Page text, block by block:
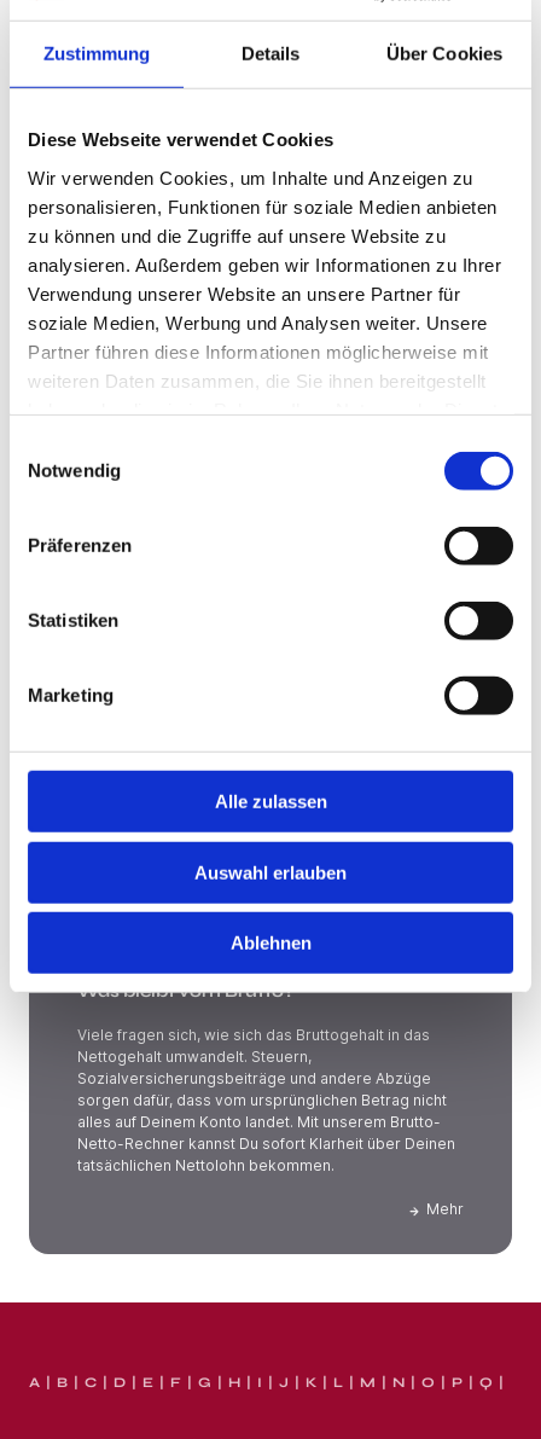
Zustimmung Details Über Cookies
Diese Webseite verwendet Cookies
Wir verwenden Cookies, um Inhalte und Anzeigen zu
personalisieren, Funktionen für soziale Medien anbieten
zu können und die Zugriffe auf unsere Website zu
analysieren. Außerdem geben wir Informationen zu Ihrer
Verwendung unserer Website an unsere Partner für
soziale Medien, Werbung und Analysen weiter. Unsere
Partner führen diese Informationen möglicherweise mit
weiteren Daten zusammen, die Sie ihnen bereitgestellt
Notwendig
Präferenzen
Statistiken
Marketing
Alle zulassen
Auswahl erlauben
Ablehnen
Mehr
Jobs in der Nähe!
Auf unserer Plattform findest Du eine große Auswahl
an Stellenangeboten, die nach Städten sortiert sind,
suchen kannst. Egal, ob Du eine neue
Herausforderung suchst, einen beruflichen Wechsel
planst oder einfach eine Stelle in Deinem aktuellen
Hast Du keine Lust und Zeit, auf Jobbörsen jede
Stellenanzeige zu durchsuchen? Teste die "Jobsuche
Dir Jobs vorschlagen, die zu Dir passen.
Was bleibt vom Brutto?
Viele fragen sich, wie sich das Bruttogehalt in das
Nettogehalt umwandelt. Steuern,
Sozialversicherungsbeiträge und andere Abzüge
sorgen dafür, dass vom ursprünglichen Betrag nicht
alles auf Deinem Konto landet. Mit unserem Brutto-
Netto-Rechner kannst Du sofort Klarheit über Deinen
tatsächlichen Nettolohn bekommen.
Mehr
Was bleibt vom Brutto?
A B C D E F G H I J K L M N O P Q